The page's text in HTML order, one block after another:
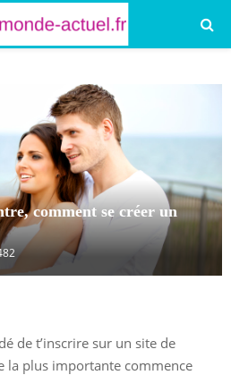
comment se créer un
de t’inscrire sur un site de
la plus importante commence